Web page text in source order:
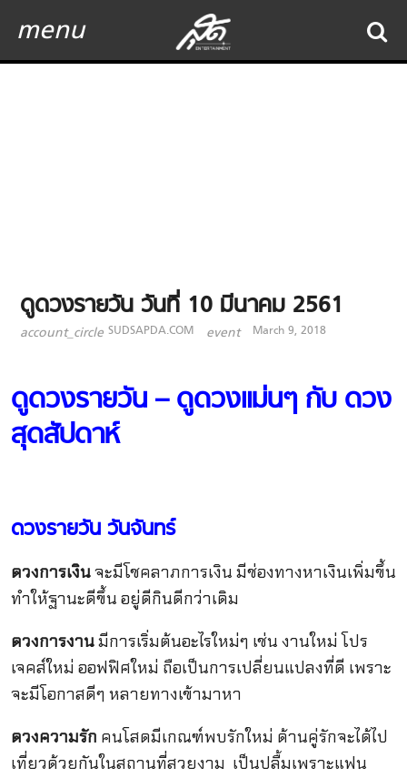
menu
ดูดวงรายวัน วันที่ 10 มีนาคม 2561
account_circle SUDSAPDA.COM event March 9, 2018
ดูดวงรายวัน – ดูดวงแม่นๆ กับ ดวง
สุดสัปดาห์
ดวงรายวัน วันจันทร์
ดวงการเงินจะมีโชคลาภการเงิน มีช่องทางหาเงินเพิ่มขึ้น
ทำให้ฐานะดีขึ้น อยู่ดีกินดีกว่าเดิม
ดวงการงานมีการเริ่มต้นอะไรใหม่ๆ เช่น งานใหม่ โปร
เจคส์ใหม่ ออฟฟิศใหม่ ถือเป็นการเปลี่ยนแปลงที่ดี เพราะ
จะมีโอกาสดีๆ หลายทางเข้ามาหา
ดวงความรัก คนโสดมีเกณฑ์พบรักใหม่ ด้านคู่รักจะได้ไป
เที่ยวด้วยกันในสถานที่สวยงาม เป็นปลื้มเพราะแฟน